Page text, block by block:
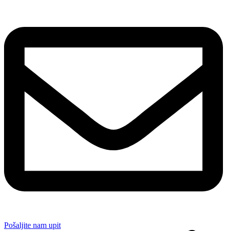
Pošaljite nam upit